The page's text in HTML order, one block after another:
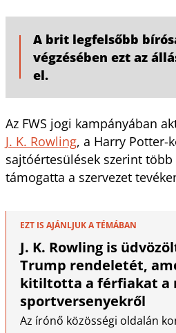
A brit legfelsőbb
végzésében ezt az
el.
Az FWS jogi kampányában
J. K. Rowling, a Harry Potter-
sajtóértesülések szerint
támogatta a szervezet
EZT IS AJÁNLJUK A TÉMÁBAN
J. K. Rowling is
Trump rendeletét,
kitiltotta a férfiakat a
sportversenyekről
Az írónő közösségi oldalán